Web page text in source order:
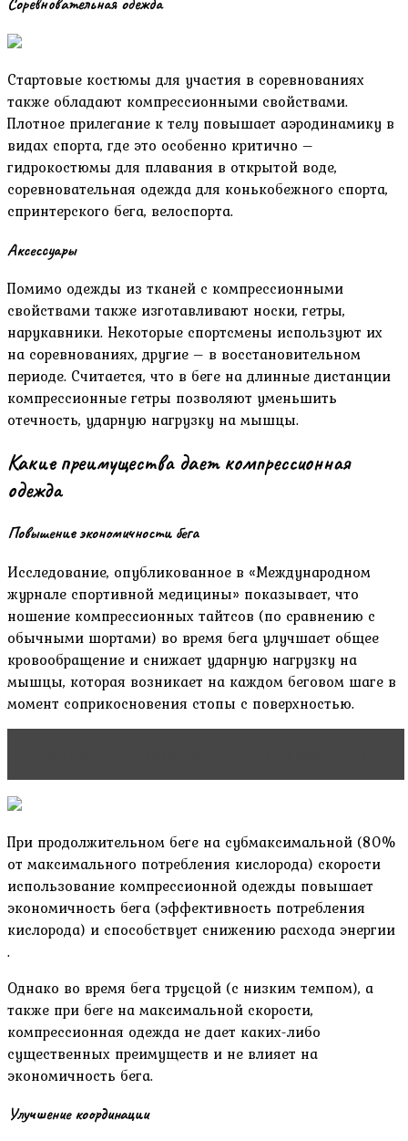
Стартовые костюмы для участия в соревнованиях
также обладают компрессионными свойствами.
Плотное прилегание к телу повышает аэродинамику в
видах спорта, где это особенно критично –
гидрокостюмы для плавания в открытой воде,
соревновательная одежда для конькобежного спорта,
спринтерского бега, велоспорта.
Аксессуары
Помимо одежды из тканей с компрессионными
свойствами также изготавливают носки, гетры,
нарукавники. Некоторые спортсмены используют их
на соревнованиях, другие – в восстановительном
периоде. Считается, что в беге на длинные дистанции
компрессионные гетры позволяют уменьшить
отечность, ударную нагрузку на мышцы.
Какие преимущества дает компрессионная
одежда
Повышение экономичности бега
Исследование, опубликованное в «Международном
журнале спортивной медицины» показывает, что
ношение компрессионных тайтсов (по сравнению с
обычными шортами) во время бега улучшает общее
кровообращение и снижает ударную нагрузку на
мышцы, которая возникает на каждом беговом шаге в
момент соприкосновения стопы с поверхностью.
При продолжительном беге на субмаксимальной (80%
от максимального потребления кислорода) скорости
использование компрессионной одежды повышает
экономичность бега (эффективность потребления
кислорода) и способствует снижению расхода энергии
.
Однако во время бега трусцой (с низким темпом), а
также при беге на максимальной скорости,
компрессионная одежда не дает каких-либо
существенных преимуществ и не влияет на
экономичность бега.
Улучшение координации